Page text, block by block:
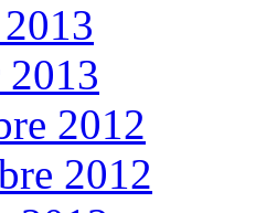
2012
2012